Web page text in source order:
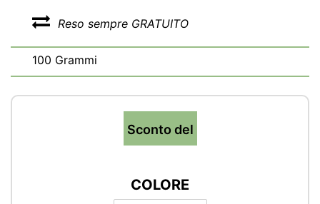
Reso sempre GRATUITO
100 Grammi
Sconto del
COLORE